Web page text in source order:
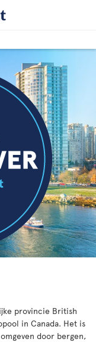
provincie British
in Canada. Het is
door bergen,